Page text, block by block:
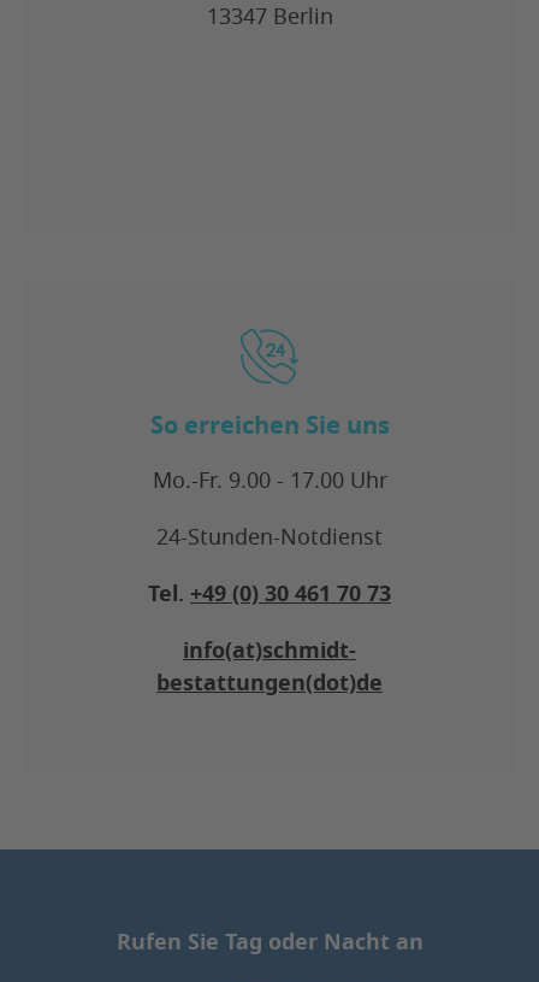
13347 Berlin
So erreichen Sie uns
Mo.-Fr. 9.00 - 17.00 Uhr
24-Stunden-Notdienst
Tel. +49 (0) 30 461 70 73
info(at)schmidt-
bestattungen(dot)de
Rufen Sie Tag oder Nacht an